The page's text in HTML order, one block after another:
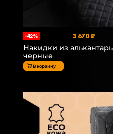
-42% 3 670 ₽
Накидки из
черные
В корзину